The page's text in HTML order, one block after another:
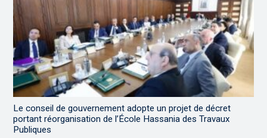
Le conseil de gouvernement adopte un projet de décret
portant réorganisation de l’École Hassania des Travaux
Publiques